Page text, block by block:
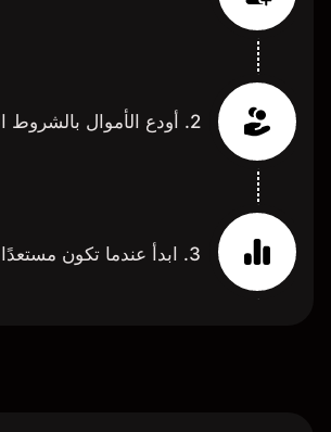
2. أودع الأموال بالشروط التي تناسبك
3. ابدأ عندما تكون مستعدًا